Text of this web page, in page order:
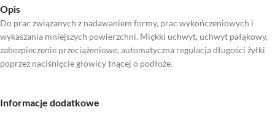
Opis
Do prac związanych z nadawaniem formy, prac wykończeniowych i
wykaszania mniejszych powierzchni. Miękki uchwyt, uchwyt pałąkowy,
zabezpieczenie przeciążeniowe, automatyczna regulacja długości żyłki
poprzez naciśnięcie głowicy tnącej o podłoże.
Informacje dodatkowe